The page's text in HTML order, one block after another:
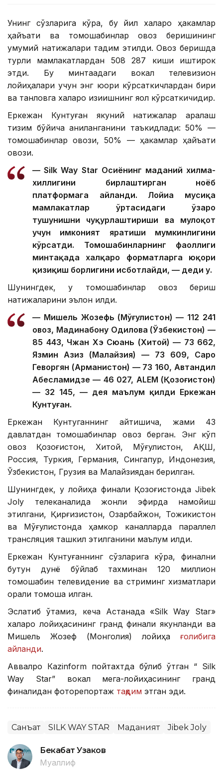
Унинг сўзларига кўра, бу йил халқаро ҳакамлар
ҳайъати ва томошабинлар овоз беришининг
умумий натижалари тақдим этилди. Овоз беришда
турли мамлакатлардан 508 287 киши иштирок
этди. Бу минтақадаги вокал телевизион
лойиҳалари учун энг юқори кўрсаткичлардан бири
ва танловга халқаро қизиқишнинг яққол кўрсаткичидир.
Еркежан Кунтуған якуний натижалар аралаш
тизим бўйича аниқланганини таъкидлади: 50% —
томошабинлар овози, 50% — ҳакамлар ҳайъати
овози.
— Silk Way Star Осиёнинг маданий хилма-
хиллигини бирлаштирган ноёб
платформага айланди. Лойиҳа мусиқа
мамлакатлар ўртасидаги ўзаро
тушунишни чуқурлаштириши ва мулоқот
учун имконият яратиши мумкинлигини
кўрсатди. Томошабинларнинг фаоллиги
минтақада халқаро форматларга юқори
қизиқиш борлигини исботлайди, — деди у.
Шунингдек, у томошабинлар овоз бериш
натижаларини эълон қилди.
— Мишель Жозефь (Мўғулистон) — 112 241
овоз, Мадинабону Одилова (Ўзбекистон) —
85 443, Чжан Хэ Сюань (Хитой) — 73 662,
Язмин Азиз (Малайзия) — 73 609, Саро
Геворгян (Арманистон) — 73 160, Автандил
Абесламидзе — 46 027, ALEM (Қозоғистон)
— 32 145, — дея маълум қилди Еркежан
Кунтуған.
Еркежан Кунтуганнинг айтишича, жами 43
давлатдан томошабинлар овоз берган. Энг кўп
овоз Қозоғистон, Хитой, Мўғулистон, АҚШ,
Россия, Туркия, Германия, Сингапур, Индонезия,
Ўзбекистон, Грузия ва Малайзиядан берилган.
Шунингдек, у лойиҳа финали Қозоғистонда Jibek
Joly телеканалида жонли эфирда намойиш
этилгани, Қирғизистон, Озарбайжон, Тожикистон
ва Мўғулистонда ҳамкор каналларда параллел
трансляция ташкил этилганини маълум қилди.
Еркежан Кунтуғаннинг сўзларига кўра, финални
бутун дунё бўйлаб тахминан 120 миллион
томошабин телевидение ва стриминг хизматлари
орқали томоша қилган.
Эслатиб ўтамиз, кеча Астанада «Silk Way Star»
халқаро лойиҳасининг гранд финали якунланди ва
Мишель Жозеф (Монголия) лойиҳа ғолибига
айланди.
Аввалроқ Кazinform пойтахтда бўлиб ўтган “ Silk
Way Star” вокал мега-лойиҳасининг гранд
финалидан фоторепортаж тақдим этган эди.
Санъат SILK WAY STAR Маданият Jibek Joly
Бекабат Узаков
Муаллиф